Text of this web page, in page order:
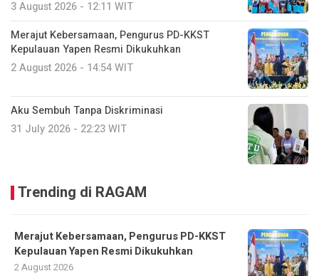
3 August 2026 - 12:11 WIT
Merajut Kebersamaan, Pengurus PD-KKST
Kepulauan Yapen Resmi Dikukuhkan
2 August 2026 - 14:54 WIT
Aku Sembuh Tanpa Diskriminasi
31 July 2026 - 22:23 WIT
Trending di RAGAM
Merajut Kebersamaan, Pengurus PD-KKST
Kepulauan Yapen Resmi Dikukuhkan
2 August 2026